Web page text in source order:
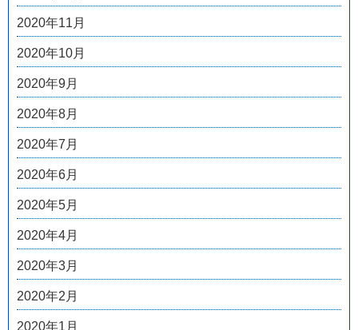
2020年11月
2020年10月
2020年9月
2020年8月
2020年7月
2020年6月
2020年5月
2020年4月
2020年3月
2020年2月
2020年1月